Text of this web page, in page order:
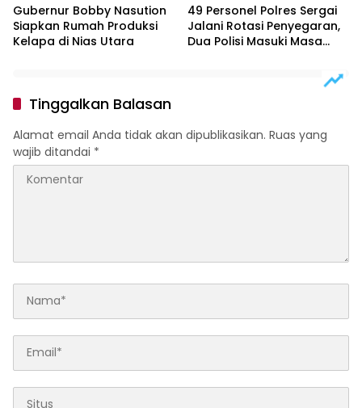
Gubernur Bobby Nasution
Siapkan Rumah Produksi
Kelapa di Nias Utara
49 Personel Polres Sergai
Jalani Rotasi Penyegaran,
Dua Polisi Masuki Masa
Tinggalkan Balasan
Alamat email Anda tidak akan dipublikasikan. Ruas yang
wajib ditandai *